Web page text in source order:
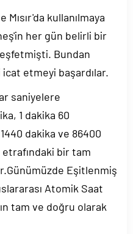
kullanılmaya
her gün belirli bir
Bundan
etmeyi başardılar.
saniyelere
1 dakika 60
dakika ve 86400
etrafındaki bir tam
Eşitlenmiş
Atomik Saat
tam ve doğru olarak